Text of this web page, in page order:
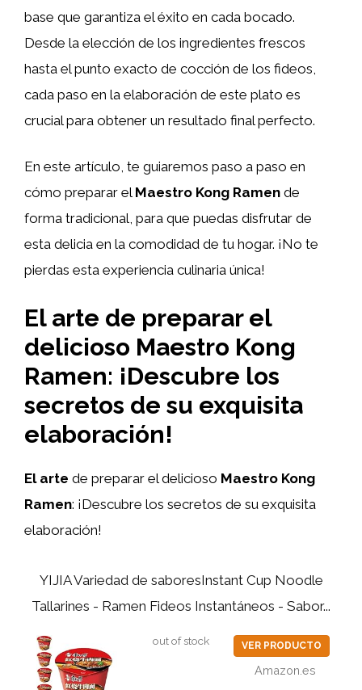
base que garantiza el éxito en cada bocado.
Desde la elección de los ingredientes frescos
hasta el punto exacto de cocción de los fideos,
cada paso en la elaboración de este plato es
crucial para obtener un resultado final perfecto.
En este artículo, te guiaremos paso a paso en
cómo preparar el Maestro Kong Ramen de
forma tradicional, para que puedas disfrutar de
esta delicia en la comodidad de tu hogar. ¡No te
pierdas esta experiencia culinaria única!
El arte de preparar el
delicioso Maestro Kong
Ramen: ¡Descubre los
secretos de su exquisita
elaboración!
El arte de preparar el delicioso Maestro Kong
Ramen: ¡Descubre los secretos de su exquisita
elaboración!
YIJIA Variedad de saboresInstant Cup Noodle
Tallarines - Ramen Fideos Instantáneos - Sabor...
out of stock VER PRODUCTO
Amazon.es